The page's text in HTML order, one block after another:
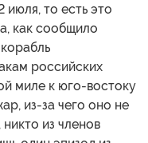
июля, то есть это
как сообщило
российских
миле к юго-востоку
из-за чего оно не
из членов